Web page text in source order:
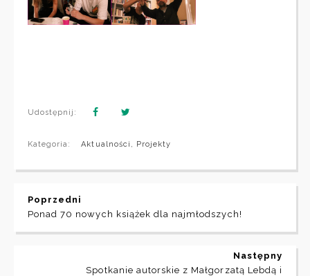
Udostępnij:
Kategoria: Aktualności , Projekty
Poprzedni
Ponad 70 nowych książek dla najmłodszych!
Następny
Spotkanie autorskie z Małgorzatą Lebdą i